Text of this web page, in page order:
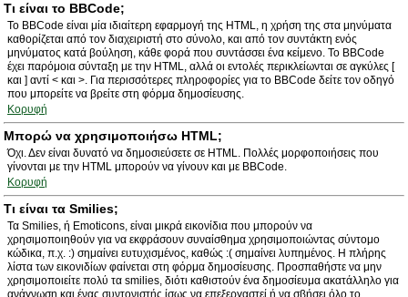
Τι είναι το BBCode;
Το BBCode είναι μία ιδιαίτερη εφαρμογή της HTML, η χρήση της στα μηνύματα
καθορίζεται από τον διαχειριστή στο σύνολο, και από τον συντάκτη ενός
μηνύματος κατά βούληση, κάθε φορά που συντάσσει ένα κείμενο. Το BBCode
έχει παρόμοια σύνταξη με την HTML, αλλά οι εντολές περικλείωνται σε αγκύλες [
και ] αντί < και >. Για περισσότερες πληροφορίες για το BBCode δείτε τον οδηγό
που μπορείτε να βρείτε στη φόρμα δημοσίευσης.
Κορυφή
Μπορώ να χρησιμοποιήσω HTML;
Όχι. Δεν είναι δυνατό να δημοσιεύσετε σε HTML. Πολλές μορφοποιήσεις που
γίνονται με την HTML μπορούν να γίνουν και με BBCode.
Κορυφή
Τι είναι τα Smilies;
Τα Smilies, ή Emoticons, είναι μικρά εικονίδια που μπορούν να
χρησιμοποιηθούν για να εκφράσουν συναίσθημα χρησιμοποιώντας σύντομο
κώδικα, π.χ. :) σημαίνει ευτυχισμένος, καθώς :( σημαίνει λυπημένος. Η πλήρης
λίστα των εικονιδίων φαίνεται στη φόρμα δημοσίευσης. Προσπαθήστε να μην
χρησιμοποιείτε πολύ τα smilies, διότι καθιστούν ένα δημοσίευμα ακατάλληλο για
ανάγνωση και ένας συντονιστής ίσως να επεξεργαστεί ή να σβήσει όλο το